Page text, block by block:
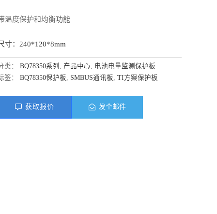
温度保护和均衡功能
寸：240*120*8mm
类： BQ78350系列 , 产品中心, 电池电量监测保护板
签： BQ78350保护板, SMBUS通讯板, TI方案保护板
获取报价 发个邮件